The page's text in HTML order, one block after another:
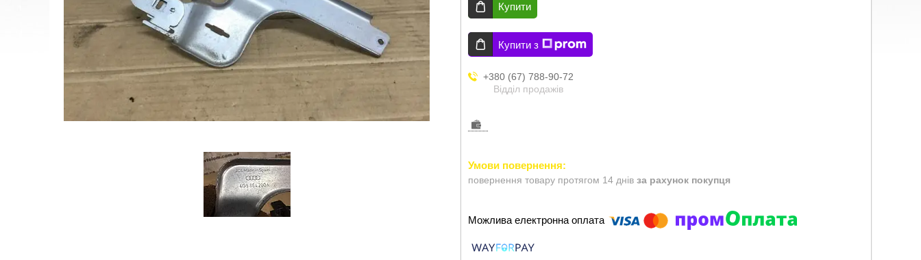
Купити
Купити з
+380 (67) 788-90-72
Відділ продажів
повернення товару протягом 14 днів за рахунок покупця